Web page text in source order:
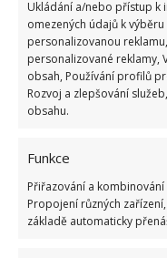
Ukládání a/nebo přístup k
omezených údajů k
personalizovanou
personalizované reklamy,
obsah, Používání profilů
Rozvoj a zlepšování
obsahu.
Funkce
Přiřazování a
Propojení různých
základě automaticky